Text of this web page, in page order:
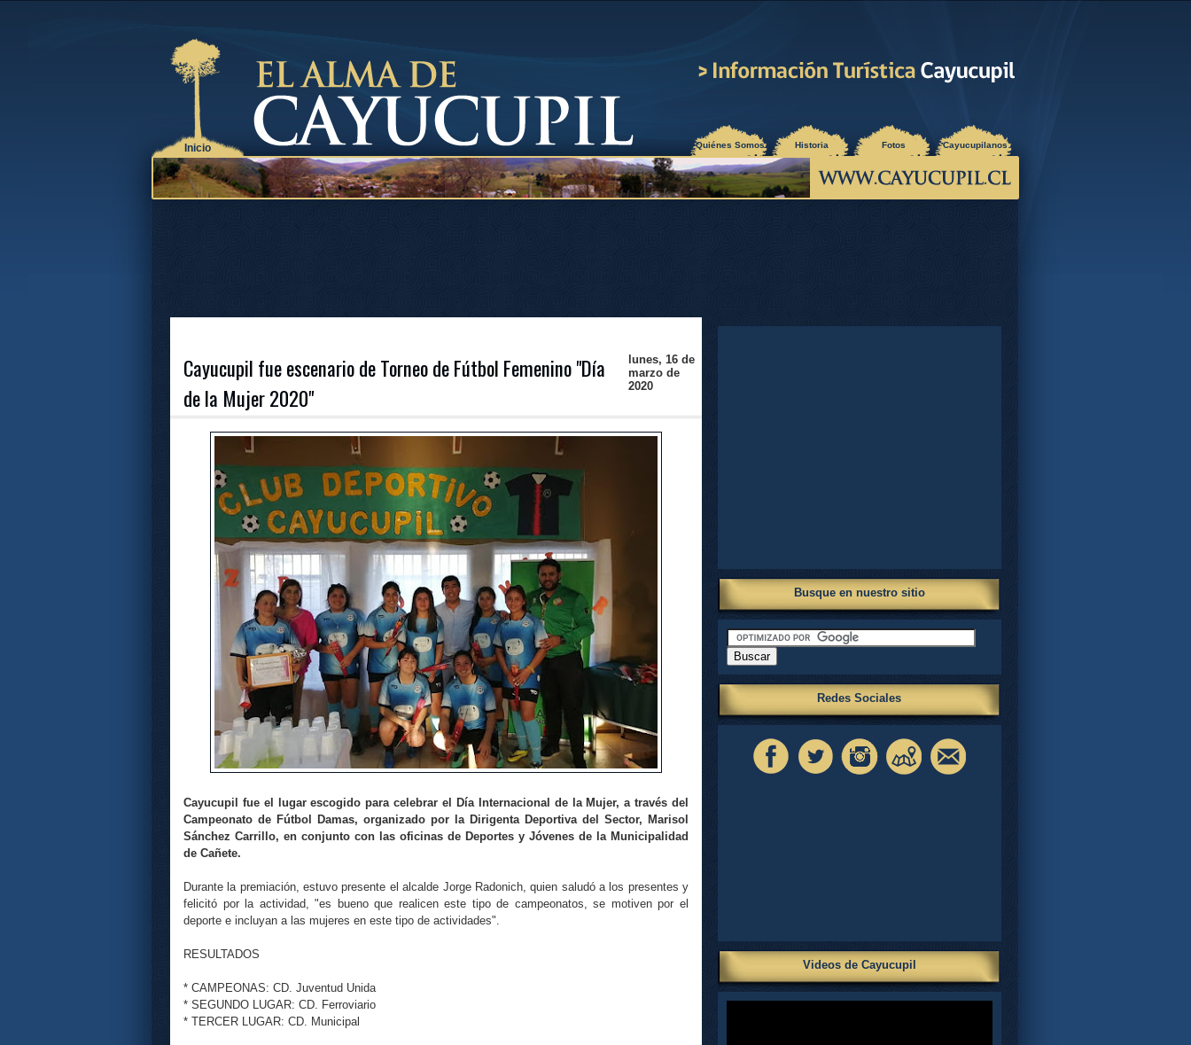
Inicio ¿Quiénes Somos? Historia Fotos Cayucupilanos
lunes, 16 de
marzo de
2020
Cayucupil fue escenario de Torneo de Fútbol Femenino "Día
de la Mujer 2020"
Cayucupil fue el lugar escogido para celebrar el Día Internacional de la Mujer, a través del
Campeonato de Fútbol Damas, organizado por la Dirigenta Deportiva del Sector, Marisol
Sánchez Carrillo, en conjunto con las oficinas de Deportes y Jóvenes de la Municipalidad
de Cañete.
Durante la premiación, estuvo presente el alcalde Jorge Radonich, quien saludó a los presentes y
felicitó por la actividad, "es bueno que realicen este tipo de campeonatos, se motiven por el
deporte e incluyan a las mujeres en este tipo de actividades".
RESULTADOS
* CAMPEONAS: CD. Juventud Unida
* SEGUNDO LUGAR: CD. Ferroviario
* TERCER LUGAR: CD. Municipal
Busque en nuestro sitio
Redes Sociales
Videos de Cayucupil